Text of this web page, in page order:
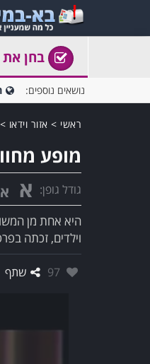
בחן
נושאים נוספים:
ראשי > אזור וידאו >
מופע
גודל גופן: א א
היא אחת מן
וילדים, זכתה בפרס ישראל בשנת
אהבו:
97 שתף